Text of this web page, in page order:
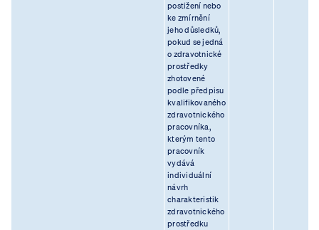
postižení nebo
ke zmírnění
jeho důsledků,
pokud se jedná
o zdravotnické
prostředky
zhotovené
podle předpisu
kvalifikovaného
zdravotnického
pracovníka,
kterým tento
pracovník
vydává
individuální
návrh
charakteristik
zdravotnického
prostředku